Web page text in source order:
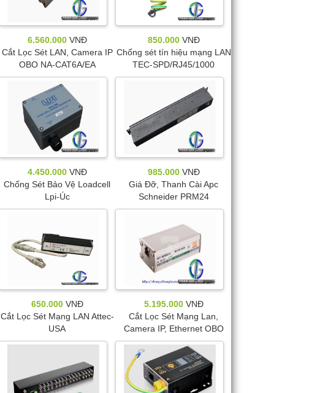
6.560.000VNĐ
Cắt Lọc Sét LAN, Camera IP
OBO NA-CAT6A/EA
850.000VNĐ
Chống sét tín hiệu mạng LAN
TEC-SPD/RJ45/1000
4.450.000VNĐ
Chống Sét Bảo Vệ Loadcell
Lpi-Úc
985.000VNĐ
Giá Đỡ, Thanh Cài Apc
Schneider PRM24
650.000VNĐ
Cắt Lọc Sét Mạng LAN Attec-
USA
5.195.000VNĐ
Cắt Lọc Sét Mạng Lan,
Camera IP, Ethernet OBO